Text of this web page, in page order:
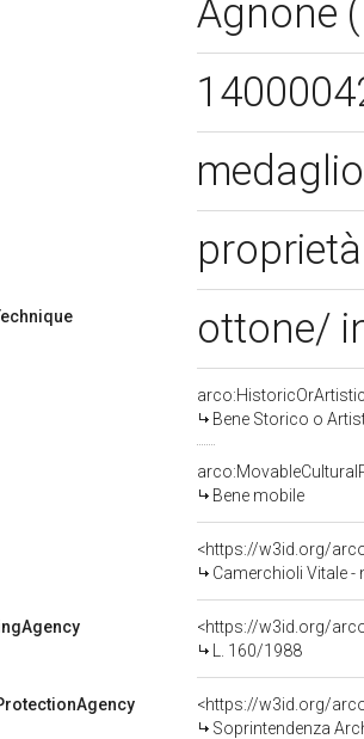
Agnone
ottone/
Bene Storico o
Bene mobile
<https://w3id.org/
Camerchioli Vitale -
<https://w3id.org/
L. 160/1988
<https://w3id.org/
Soprintendenza